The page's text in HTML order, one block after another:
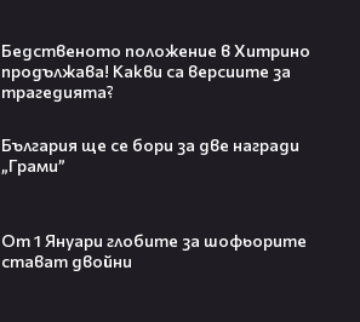
Бедственото положение в Хитрино
продължава! Какви са версиите за
трагедията?
България ще се бори за две награди
„Грами”
От 1 Януари глобите за шофьорите
стават двойни
Ламин Ямал: Момчето, което